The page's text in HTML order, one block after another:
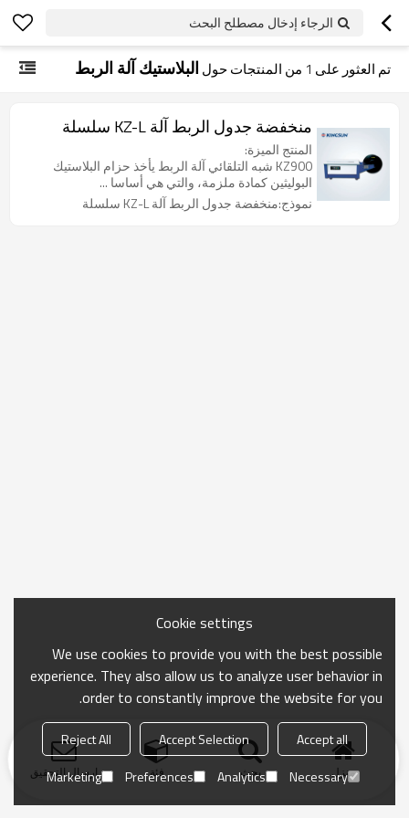
الرجاء إدخال مصطلح البحث
تم العثور على 1 من المنتجات حول البلاستيك آلة الربط
منخفضة جدول الربط آلة KZ-L سلسلة
المنتج الميزة:
KZ900 شبه التلقائي آلة الربط يأخذ حزام البلاستيك
البوليثين كمادة ملزمة، والتي هي أساسا ...
نموذج:منخفضة جدول الربط آلة KZ-L سلسلة
منزل بحث فئة ارسال التحقيق
Cookie settings
We use cookies to provide you with the best possible
experience. They also allow us to analyze user behavior in
order to constantly improve the website for you.
Accept all
Accept Selection
Reject All
Necessary
Analytics
Preferences
Marketing